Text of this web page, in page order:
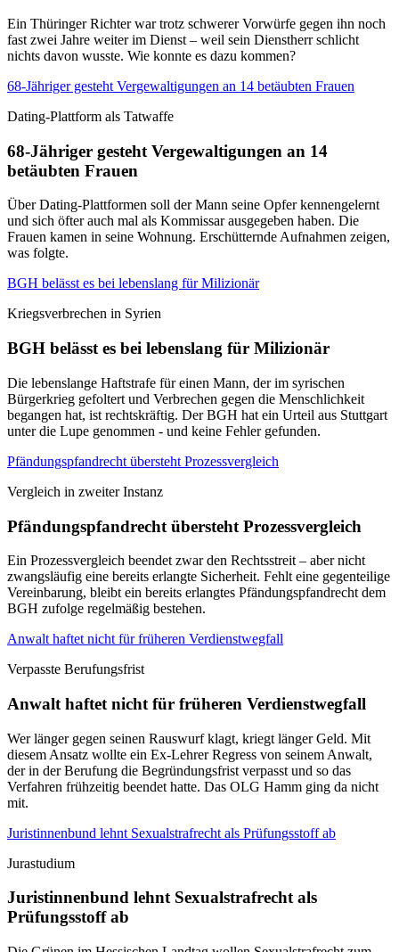
Ein Thüringer Richter war trotz schwerer Vorwürfe gegen ihn noch
fast zwei Jahre weiter im Dienst – weil sein Dienstherr schlicht
nichts davon wusste. Wie konnte es dazu kommen?
68-Jähriger gesteht Vergewaltigungen an 14 betäubten Frauen
Dating-Plattform als Tatwaffe
68-Jähriger gesteht Vergewaltigungen an 14
betäubten Frauen
Über Dating-Plattformen soll der Mann seine Opfer kennengelernt
und sich öfter auch mal als Kommissar ausgegeben haben. Die
Frauen kamen in seine Wohnung. Erschütternde Aufnahmen zeigen,
was folgte.
BGH belässt es bei lebenslang für Milizionär
Kriegsverbrechen in Syrien
BGH belässt es bei lebenslang für Milizionär
Die lebenslange Haftstrafe für einen Mann, der im syrischen
Bürgerkrieg gefoltert und Verbrechen gegen die Menschlichkeit
begangen hat, ist rechtskräftig. Der BGH hat ein Urteil aus Stuttgart
unter die Lupe genommen - und keine Fehler gefunden.
Pfändungspfandrecht übersteht Prozessvergleich
Vergleich in zweiter Instanz
Pfändungspfandrecht übersteht Prozessvergleich
Ein Prozessvergleich beendet zwar den Rechtsstreit – aber nicht
zwangsläufig eine bereits erlangte Sicherheit. Fehlt eine gegenteilige
Vereinbarung, bleibt ein bereits erlangtes Pfändungspfandrecht dem
BGH zufolge regelmäßig bestehen.
Anwalt haftet nicht für früheren Verdienstwegfall
Verpasste Berufungsfrist
Anwalt haftet nicht für früheren Verdienstwegfall
Wer länger gegen seinen Rauswurf klagt, kriegt länger Geld. Mit
diesem Ansatz wollte ein Ex-Lehrer Regress von seinem Anwalt,
der in der Berufung die Begründungsfrist verpasst und so das
Verfahren frühzeitig beendet hatte. Das OLG Hamm ging da nicht
mit.
Juristinnenbund lehnt Sexualstrafrecht als Prüfungsstoff ab
Jurastudium
Juristinnenbund lehnt Sexualstrafrecht als
Prüfungsstoff ab